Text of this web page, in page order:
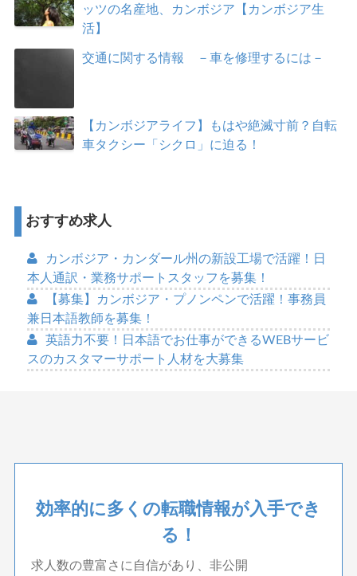
ッツの名産地、カンボジア【カンボジア生
活】
交通に関する情報 －車を修理するには－
【カンボジアライフ】もはや絶滅寸前？自転
車タクシー「シクロ」に迫る！
おすすめ求人
カンボジア・カンダール州の新設工場で活躍！日
本人通訳・業務サポートスタッフを募集！
【募集】カンボジア・プノンペンで活躍！事務員
兼日本語教師を募集！
英語力不要！日本語でお仕事ができるWEBサービ
スのカスタマーサポート人材を大募集
効率的に多くの転職情報が入手でき
る！
求人数の豊富さに自信があり、非公開